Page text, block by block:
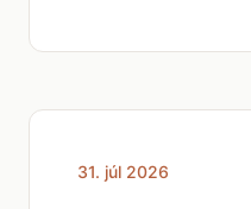
31. júl 2026